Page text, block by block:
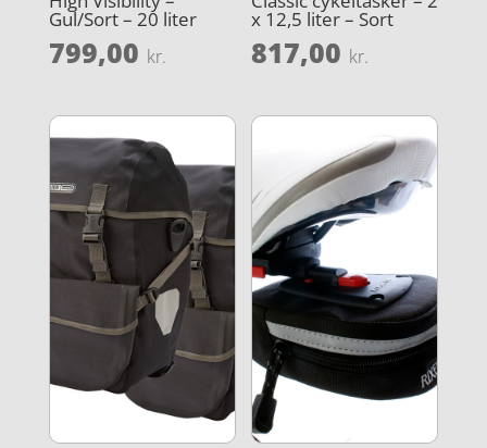
Gul/Sort – 20 liter
799,00 kr.
x 12,5 liter – Sort
817,00 kr.